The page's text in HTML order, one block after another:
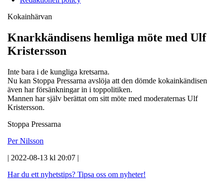
Kokainhärvan
Knarkkändisens hemliga möte med Ulf
Kristersson
Inte bara i de kungliga kretsarna.
Nu kan Stoppa Pressarna avslöja att den dömde kokainkändisen
även har försänkningar in i toppolitiken.
Mannen har själv berättat om sitt möte med moderaternas Ulf
Kristersson.
Stoppa Pressarna
Per Nilsson
| 2022-08-13 kl 20:07 |
Har du ett nyhetstips? Tipsa oss om nyheter!